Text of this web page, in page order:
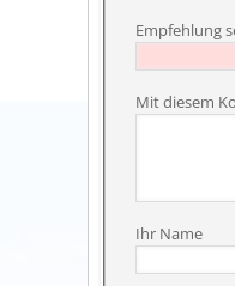
Empfehlung
Mit diesem
Ihr Name